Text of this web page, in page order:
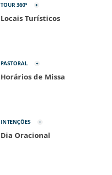
TOUR 360º
Locais Turísticos
PASTORAL
Horários de Missa
INTENÇÕES
Dia Oracional